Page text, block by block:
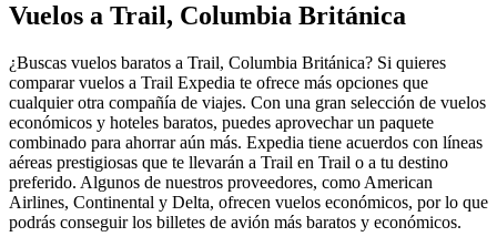
Vuelos a Trail, Columbia Británica
¿Buscas vuelos baratos a Trail, Columbia Británica? Si quieres
comparar vuelos a Trail Expedia te ofrece más opciones que
cualquier otra compañía de viajes. Con una gran selección de vuelos
económicos y hoteles baratos, puedes aprovechar un paquete
combinado para ahorrar aún más. Expedia tiene acuerdos con líneas
aéreas prestigiosas que te llevarán a Trail en Trail o a tu destino
preferido. Algunos de nuestros proveedores, como American
Airlines, Continental y Delta, ofrecen vuelos económicos, por lo que
podrás conseguir los billetes de avión más baratos y económicos.